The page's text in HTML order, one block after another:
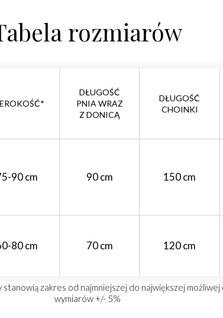
rozmiarów
DŁUGOŚĆ
PNIA WRAZ
Z DONICĄ
DŁUGOŚĆ
CHOINKI
90 cm 90 cm 150 cm
80 cm 70 cm 120 cm
zakres od najmniejszej do największej
wymiarów +/- 5%